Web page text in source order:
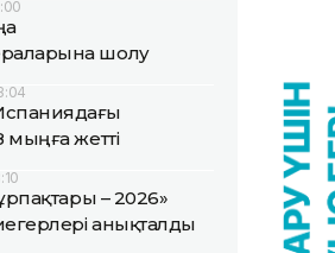
шолу
мыңға жетті
ұрпақтары – 2026»
анықталды